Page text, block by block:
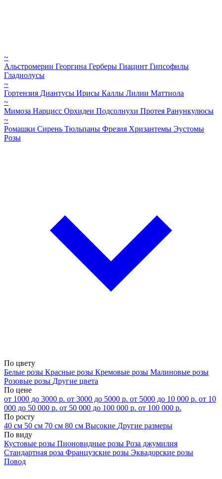
~
Альстромерии Георгина Герберы Гиацинт Гипсофилы
Гладиолусы
~
Гортензия Диантусы Ирисы Каллы Лилии Маттиола
~
Мимоза Нарцисс Орхидеи Подсолнухи Протея Ранункулюсы
~
Ромашки Сирень Тюльпаны Фрезия Хризантемы Эустомы
Розы
По цвету
Белые розы Красные розы Кремовые розы Малиновые розы
Розовые розы Другие цвета
По цене
от 1000 до 3000 р. от 3000 до 5000 р. от 5000 до 10 000 р. от 10
000 до 50 000 р. от 50 000 до 100 000 р. от 100 000 р.
По росту
40 см 50 см 70 см 80 см Высокие Другие размеры
По виду
Кустовые розы Пионовидные розы Роза джумилия
Стандартная роза Французские розы Эквадорские розы
Повод